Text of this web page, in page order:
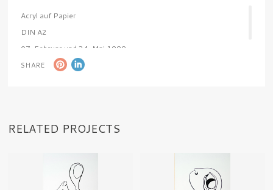
Acryl auf Papier
DIN A2
07. Februar und 24. Mai 1999
SHARE
RELATED PROJECTS